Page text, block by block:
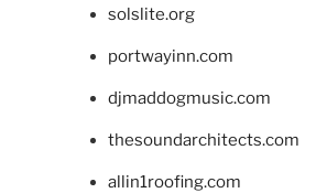
solslite.org
portwayinn.com
djmaddogmusic.com
thesoundarchitects.com
allin1roofing.com